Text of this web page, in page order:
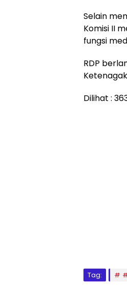
Selain
Komisi II
fungsi
RDP
Dilihat :
Tag: